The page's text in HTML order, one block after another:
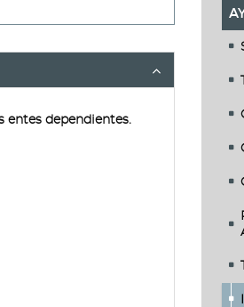
entes dependientes.